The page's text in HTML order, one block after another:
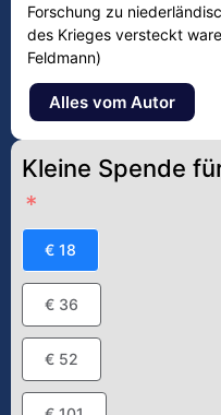
Forschung zu
des Krieges versteckt
Feldmann)
Alles vom Autor
Kleine Spende
€ 18
€ 36
€ 52